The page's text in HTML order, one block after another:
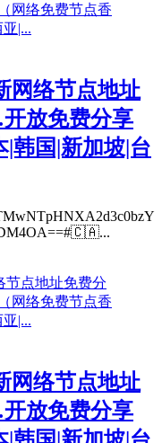
网络节点地址
放免费分享
|韩国|新加坡|台
网络节点地址
放免费分享